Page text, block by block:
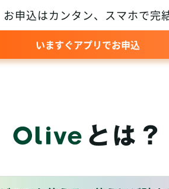
お申込はカンタン、スマホで完
いますぐアプリでお申込